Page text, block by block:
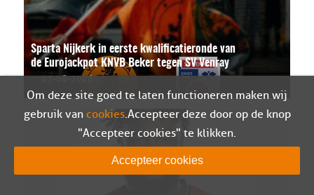
Sparta Nijkerk in eerste kwalificatieronde van
de Eurojackpot KNVB Beker tegen SV Venray
07-08-2026
Om deze site goed te laten functioneren maken wij
gebruik van cookies. Accepteer deze door op de knop
"Accepteer cookies" te klikken.
Accepteer cookies